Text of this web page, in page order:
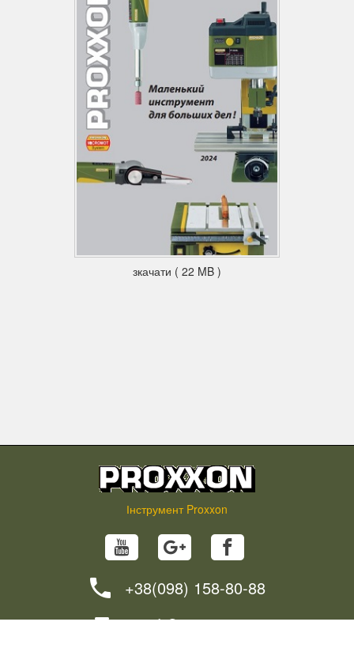
зкачати ( 22 MB )
Інструмент Proxxon
+38(098) 158-80-88
info@proxxon.in.ua